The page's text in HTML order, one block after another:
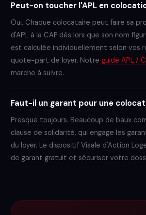
Peut-on toucher l'APL en
Oui. Chaque colocataire peut faire sa
d'APL à la CAF dès lors que son nom
est calculée individuellement selon vos
quote-part de loyer. Notre guide APL /
marche à suivre.
Faut-il un garant pour une
Presque toujours. Beaucoup de baux
clause de solidarité, qui engage les
du loyer. Le dispositif Visale d'Action
de garant gratuit et sécuriser votre